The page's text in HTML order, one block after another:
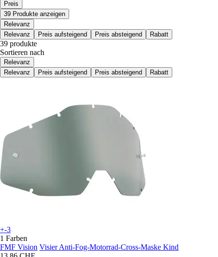
Preis
39 Produkte anzeigen
Relevanz
Relevanz
Preis aufsteigend Preis absteigend Rabatt
39 produkte
Sortieren nach
Relevanz
Relevanz
Preis aufsteigend Preis absteigend Rabatt
+-3
1 Farben
FMF Vision Visier Anti-Fog-Motorrad-Cross-Maske Kind